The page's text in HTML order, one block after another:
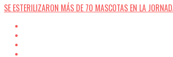
SE ESTERILIZARON MÁS DE 70 MASCOTAS EN LA